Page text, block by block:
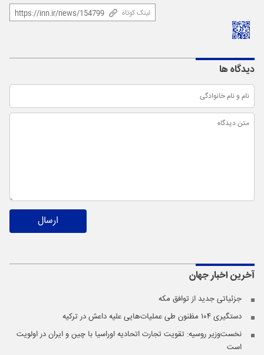
لینک کوتاه
دیدگاه ها
ارسال
آخرین اخبارجهان
جزئیاتی جدید از توافق مکه
دستگیری ۱۰۴ مظنون طی عملیات‌هایی علیه داعش در ترکیه
نخست‌وزیر روسیه:‌ تقویت تجارت اتحادیه اوراسیا با چین و ایران در اولویت
است